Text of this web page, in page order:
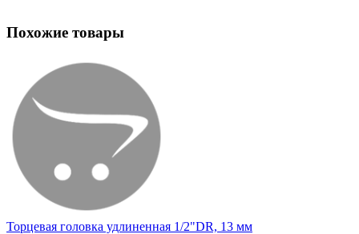
Похожие товары
Торцевая головка удлиненная 1/2"DR, 13 мм